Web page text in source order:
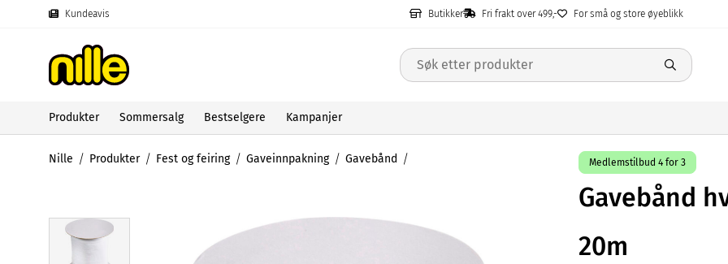
Kundeavis Butikker Fri frakt over 499,- For små og store øyeblikk
Produkter Sommersalg Bestselgere Kampanjer
Nille Produkter Fest og feiring Gaveinnpakning Gavebånd Medlemstilbud 4 for 3
Gavebånd
20m